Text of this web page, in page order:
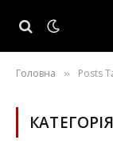
Головна » Posts